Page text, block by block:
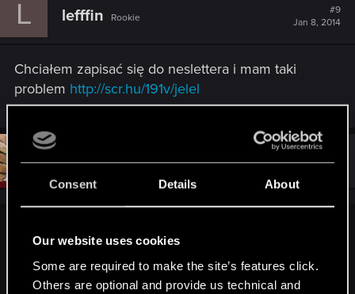
Consent Details About
Our website uses cookies
Some are required to make the site’s features click.
Others are optional and provide us technical and
L lefffin Rookie
#9
Jan 8, 2014
Chciałem zapisać się do neslettera i mam taki
problem http://scr.hu/191v/jelel
Marcin_Momot CD PROJEKT RED
Jan 8, 2014
Heh jak chcę wziąć info o przedsprzedaży to wyskakuje mi
że tekst jest za długi
?